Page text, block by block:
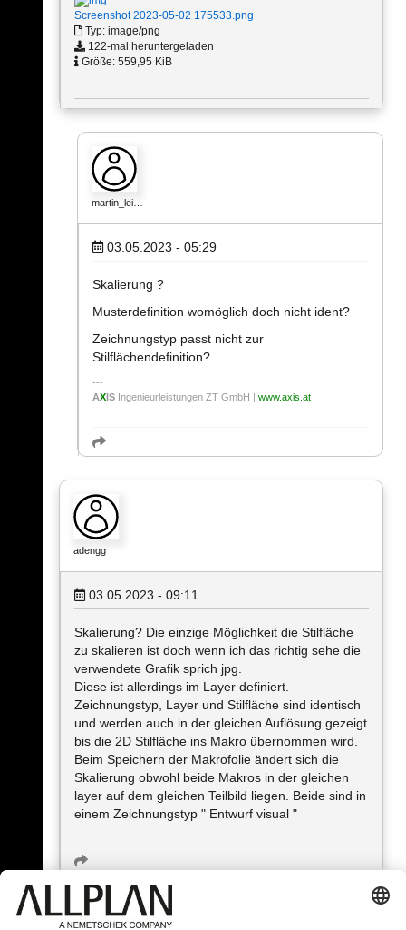
Screenshot 2023-05-02 175533.png
Typ: image/png
122-mal heruntergeladen
Größe: 559,95 KiB
martin_lei…
03.05.2023 - 05:29
Skalierung ?
Musterdefinition womöglich doch nicht ident?
Zeichnungstyp passt nicht zur
Stilflächendefinition?
AX IS Ingenieurleistungen ZT GmbH | www.axis.at
adengg
03.05.2023 - 09:11
Skalierung? Die einzige Möglichkeit die Stilfläche
zu skalieren ist doch wenn ich das richtig sehe die
verwendete Grafik sprich jpg.
Diese ist allerdings im Layer definiert.
Zeichnungstyp, Layer und Stilfläche sind identisch
und werden auch in der gleichen Auflösung gezeigt
bis die 2D Stilfläche ins Makro übernommen wird.
Beim Speichern der Makrofolie ändert sich die
Skalierung obwohl beide Makros in der gleichen
layer auf dem gleichen Teilbild liegen. Beide sind in
einem Zeichnungstyp " Entwurf visual "